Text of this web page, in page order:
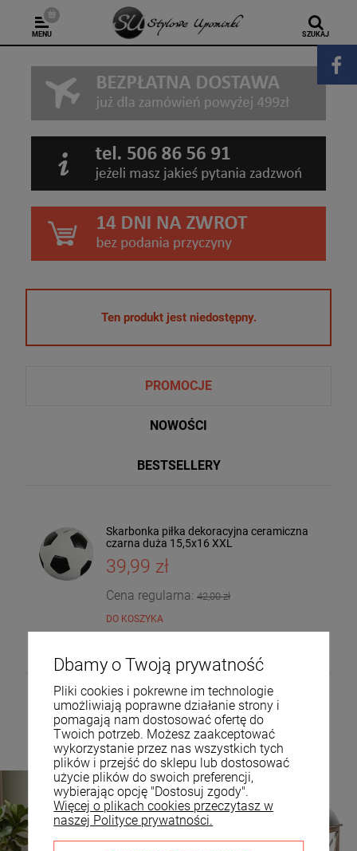
MENU SZUKAJ
Ten produkt jest niedostępny.
PROMOCJE
NOWOŚCI
BESTSELLERY
Skarbonka piłka dekoracyjna ceramiczna
czarna duża 15,5x16 XXL
39,99 zł
Cena regularna: 42,00 zł
DO KOSZYKA
Taca dekoracyjna drewniana drzewo
mango 4x30x20 185559
36,00 zł
DO KOSZYKA
Dbamy o Twoją prywatność
Pliki cookies i pokrewne im technologie
umożliwiają poprawne działanie strony i
pomagają nam dostosować ofertę do
Twoich potrzeb. Możesz zaakceptować
wykorzystanie przez nas wszystkich tych
plików i przejść do sklepu lub dostosować
użycie plików do swoich preferencji,
wybierając opcję "Dostosuj zgody".
Więcej o plikach cookies przeczytasz w
naszej Polityce prywatności.